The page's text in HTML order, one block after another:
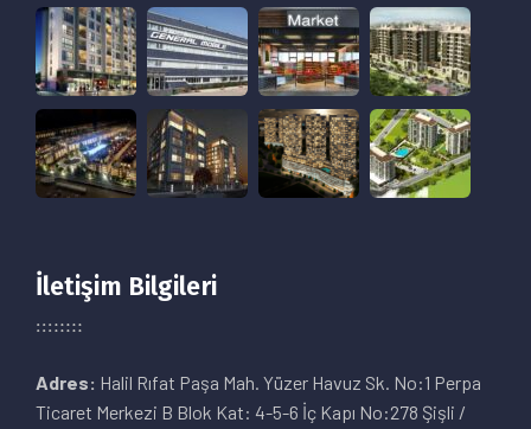
İletişim Bilgileri
Adres: Halil Rıfat Paşa Mah. Yüzer Havuz Sk. No:1 Perpa
Ticaret Merkezi B Blok Kat: 4-5-6 İç Kapı No:278 Şişli /